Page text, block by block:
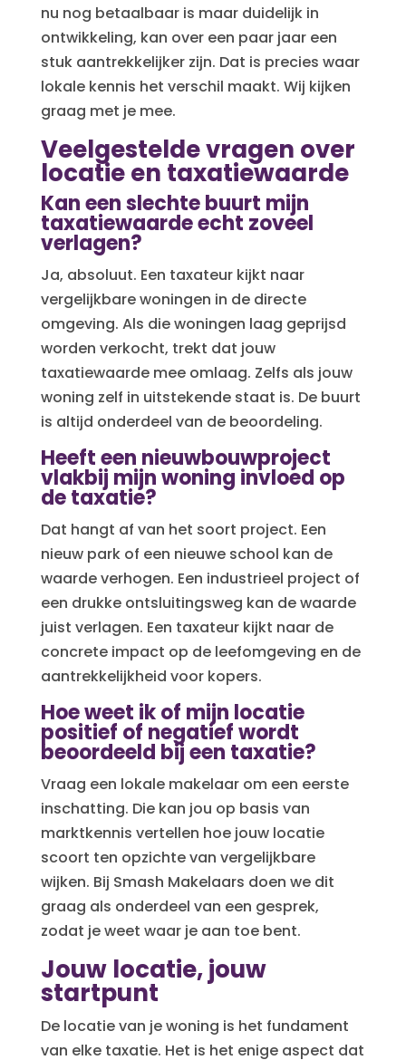
nu nog betaalbaar is maar duidelijk in
ontwikkeling, kan over een paar jaar een
stuk aantrekkelijker zijn. Dat is precies waar
lokale kennis het verschil maakt. Wij kijken
graag met je mee.
Veelgestelde vragen over
locatie en taxatiewaarde
Kan een slechte buurt mijn
taxatiewaarde echt zoveel
verlagen?
Ja, absoluut. Een taxateur kijkt naar
vergelijkbare woningen in de directe
omgeving. Als die woningen laag geprijsd
worden verkocht, trekt dat jouw
taxatiewaarde mee omlaag. Zelfs als jouw
woning zelf in uitstekende staat is. De buurt
is altijd onderdeel van de beoordeling.
Heeft een nieuwbouwproject
vlakbij mijn woning invloed op
de taxatie?
Dat hangt af van het soort project. Een
nieuw park of een nieuwe school kan de
waarde verhogen. Een industrieel project of
een drukke ontsluitingsweg kan de waarde
juist verlagen. Een taxateur kijkt naar de
concrete impact op de leefomgeving en de
aantrekkelijkheid voor kopers.
Hoe weet ik of mijn locatie
positief of negatief wordt
beoordeeld bij een taxatie?
Vraag een lokale makelaar om een eerste
inschatting. Die kan jou op basis van
marktkennis vertellen hoe jouw locatie
scoort ten opzichte van vergelijkbare
wijken. Bij Smash Makelaars doen we dit
graag als onderdeel van een gesprek,
zodat je weet waar je aan toe bent.
Jouw locatie, jouw
startpunt
De locatie van je woning is het fundament
van elke taxatie. Het is het enige aspect dat